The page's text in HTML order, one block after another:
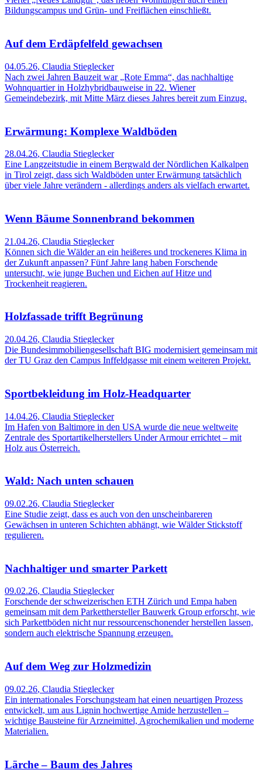
Bildungscampus und Grün- und Freiflächen einschließt.
Auf dem Erdäpfelfeld gewachsen
04.05.26, Claudia Stieglecker
Nach zwei Jahren Bauzeit war „Rote Emma“, das nachhaltige
Wohnquartier in Holzhybridbauweise in 22. Wiener
Gemeindebezirk, mit Mitte März dieses Jahres bereit zum Einzug.
Erwärmung: Komplexe Waldböden
28.04.26, Claudia Stieglecker
Eine Langzeitstudie in einem Bergwald der Nördlichen Kalkalpen
in Tirol zeigt, dass sich Waldböden unter Erwärmung tatsächlich
über viele Jahre verändern - allerdings anders als vielfach erwartet.
Wenn Bäume Sonnenbrand bekommen
21.04.26, Claudia Stieglecker
Können sich die Wälder an ein heißeres und trockeneres Klima in
der Zukunft anpassen? Fünf Jahre lang haben Forschende
untersucht, wie junge Buchen und Eichen auf Hitze und
Trockenheit reagieren.
Holzfassade trifft Begrünung
20.04.26, Claudia Stieglecker
Die Bundesimmobiliengesellschaft BIG modernisiert gemeinsam mit
der TU Graz den Campus Inffeldgasse mit einem weiteren Projekt.
Sportbekleidung im Holz-Headquarter
14.04.26, Claudia Stieglecker
Im Hafen von Baltimore in den USA wurde die neue weltweite
Zentrale des Sportartikelherstellers Under Armour errichtet – mit
Holz aus Österreich.
Wald: Nach unten schauen
09.02.26, Claudia Stieglecker
Eine Studie zeigt, dass es auch von den unscheinbareren
Gewächsen in unteren Schichten abhängt, wie Wälder Stickstoff
regulieren.
Nachhaltiger und smarter Parkett
09.02.26, Claudia Stieglecker
Forschende der schweizerischen ETH Zürich und Empa haben
gemeinsam mit dem Parketthersteller Bauwerk Group erforscht, wie
sich Parkettböden nicht nur ressourcenschonender herstellen lassen,
sondern auch elektrische Spannung erzeugen.
Auf dem Weg zur Holzmedizin
09.02.26, Claudia Stieglecker
Ein internationales Forschungsteam hat einen neuartigen Prozess
entwickelt, um aus Lignin hochwertige Amide herzustellen –
wichtige Bausteine für Arzneimittel, Agrochemikalien und moderne
Materialien.
Lärche – Baum des Jahres